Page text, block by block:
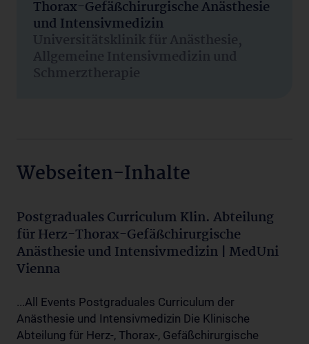
Thorax-Gefäßchirurgische Anästhesie
und Intensivmedizin
Universitätsklinik für Anästhesie,
Allgemeine Intensivmedizin und
Schmerztherapie
Webseiten-Inhalte
Postgraduales Curriculum Klin. Abteilung
für Herz-Thorax-Gefäßchirurgische
Anästhesie und Intensivmedizin | MedUni
Vienna
...All Events Postgraduales Curriculum der
Anästhesie und Intensivmedizin Die Klinische
Abteilung für Herz-, Thorax-, Gefäßchirurgische